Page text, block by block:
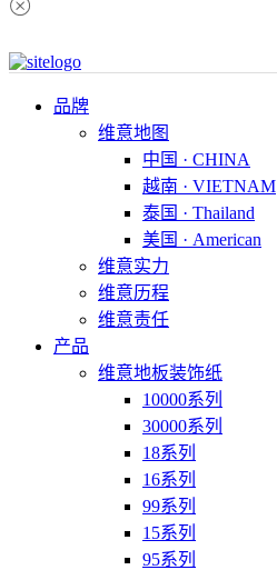
品牌
维意地图
中国 · CHINA
越南 · VIETNAM
泰国 · Thailand
美国 · American
维意实力
维意历程
维意责任
产品
维意地板装饰纸
10000系列
30000系列
18系列
16系列
99系列
15系列
95系列